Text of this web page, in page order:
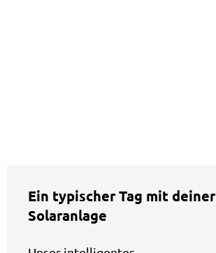
Ein typischer Tag mit deiner
Solaranlage